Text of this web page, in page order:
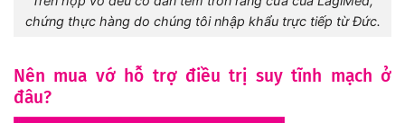
chứng thực hàng do chúng tôi nhập khẩu trực tiếp từ Đức.
Nên mua vớ hỗ trợ điều trị suy tĩnh mạch ở
đâu?